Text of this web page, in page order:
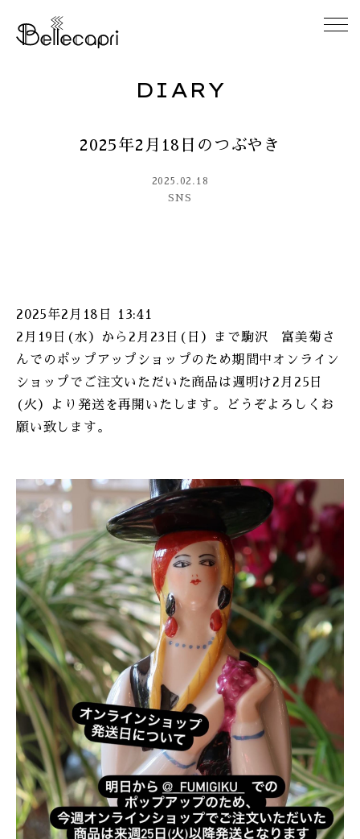
ABOUT
ACCESS
CONTACT
ONLINE SHOP
DIARY
2025年2月18日のつぶやき
2025.02.18
SNS
2025年2月18日 13:41
2月19日(水）から2月23日(日）まで駒沢 富美菊さ
んでのポップアップショップのため期間中オンライン
ショップでご注文いただいた商品は週明け2月25日
(火）より発送を再開いたします。どうぞよろしくお
願い致します。